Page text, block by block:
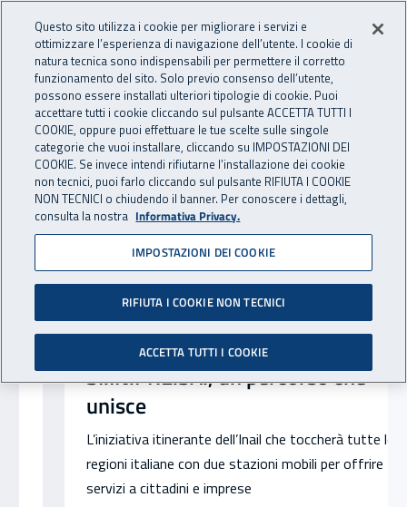
INAIL - Istituto Nazionale
Apri cerca
Navigazione principale
Notizie in evidenza
SI.IN.PRE.SA., un percorso che
unisce
L’iniziativa itinerante dell’Inail che toccherà tutte le
regioni italiane con due stazioni mobili per offrire
servizi a cittadini e imprese
Questo sito utilizza i cookie per migliorare i servizi e
ottimizzare l’esperienza di navigazione dell’utente. I cookie di
natura tecnica sono indispensabili per permettere il corretto
funzionamento del sito. Solo previo consenso dell’utente,
possono essere installati ulteriori tipologie di cookie. Puoi
accettare tutti i cookie cliccando sul pulsante ACCETTA TUTTI I
COOKIE, oppure puoi effettuare le tue scelte sulle singole
categorie che vuoi installare, cliccando su IMPOSTAZIONI DEI
COOKIE. Se invece intendi rifiutarne l’installazione dei cookie
non tecnici, puoi farlo cliccando sul pulsante RIFIUTA I COOKIE
NON TECNICI o chiudendo il banner. Per conoscere i dettagli,
consulta la nostra Informativa Privacy.
IMPOSTAZIONI DEI COOKIE
RIFIUTA I COOKIE NON TECNICI
ACCETTA TUTTI I COOKIE